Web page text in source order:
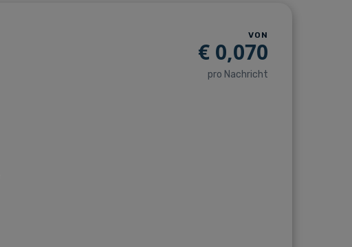
VON
€ 0,070
pro Nachricht